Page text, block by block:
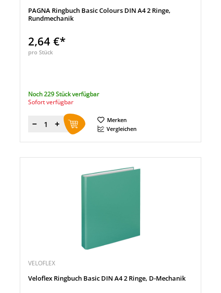
PAGNA Ringbuch Basic Colours DIN A4 2 Ringe,
Rundmechanik
2,64 €*
pro Stück
Noch 229 Stück verfügbar
Sofort verfügbar
Menge
Merken
Vergleichen
VELOFLEX
Veloflex Ringbuch Basic DIN A4 2 Ringe, D-Mechanik